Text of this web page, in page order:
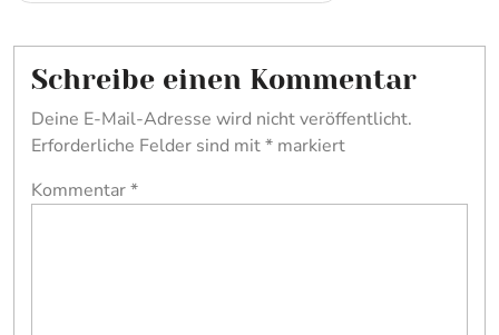
Schreibe einen Kommentar
Deine E-Mail-Adresse wird nicht veröffentlicht.
Erforderliche Felder sind mit* markiert
Kommentar*